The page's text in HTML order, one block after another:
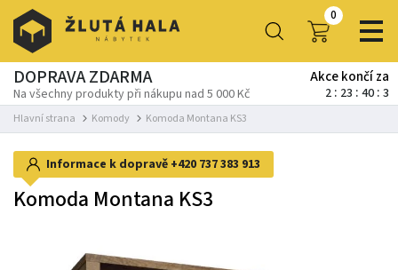
0
DOPRAVA ZDARMA
Na všechny produkty při nákupu nad 5 000 Kč
Akce končí za
2 23 40 2
Hlavní strana Komody Komoda Montana KS3
Informace k dopravě +420 737 383 913
Komoda Montana KS3